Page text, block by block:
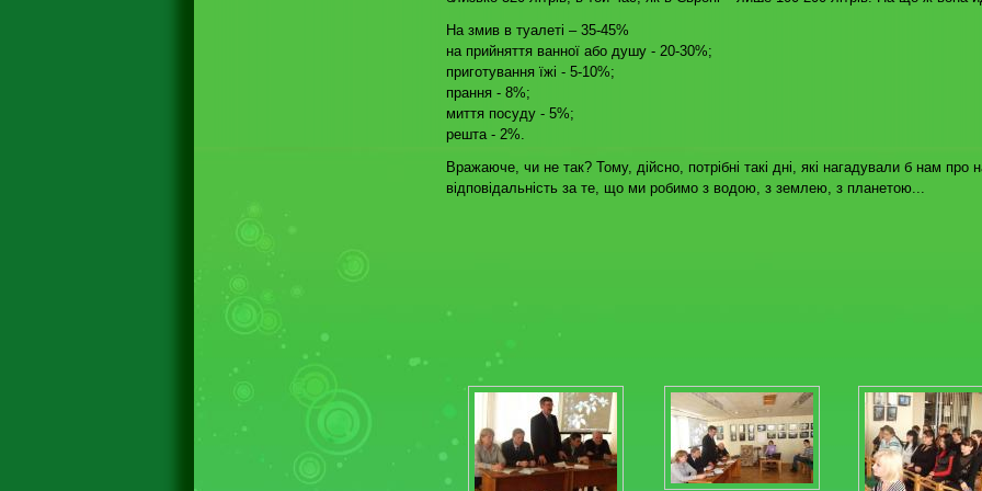
На змив в туалеті – 35-45%
на прийняття ванної або душу - 20-30%;
приготування їжі - 5-10%;
прання - 8%;
миття посуду - 5%;
решта - 2%.
Вражаюче, чи не так? Тому, дійсно, потрібні такі дні, які нагадували б нам про
відповідальність за те, що ми робимо з водою, з землею, з планетою...